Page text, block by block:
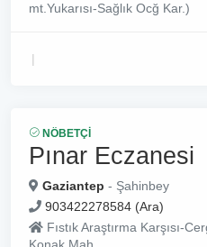
mt.Yukarısı-Sağlık Ocğ Kar.)
NÖBETÇI
Pınar Eczanesi
Gaziantep - Şahinbey
903422278584 (Ara)
Fıstık Araştırma Karşısı-